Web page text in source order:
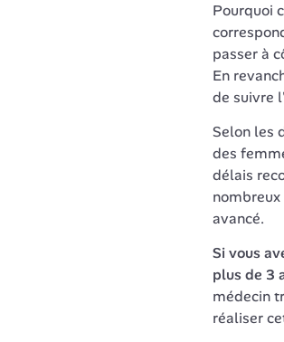
Pourquoi
passer à
En
de suivre
Selon les
des
délais
avancé.
Si vous
plus de 3
médecin
réaliser